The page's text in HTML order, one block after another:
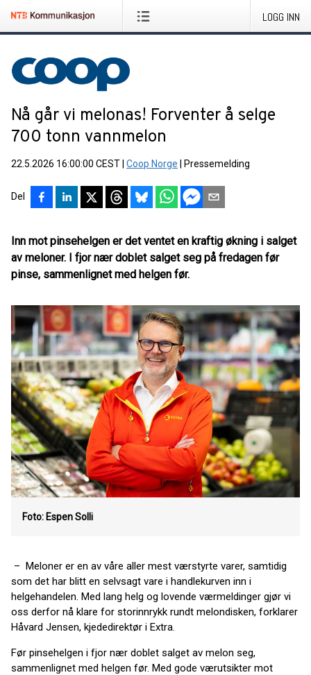
LOGG INN
Nå går vi melonas! Forventer å selge
700 tonn vannmelon
22.5.2026 16:00:00 CEST Coop Norge Pressemelding
Del
Inn mot pinsehelgen er det ventet en kraftig økning i salget
av meloner. I fjor nær doblet salget seg på fredagen før
pinse, sammenlignet med helgen før.
Foto: Espen Solli
– Meloner er en av våre aller mest værstyrte varer, samtidig
som det har blitt en selvsagt vare i handlekurven inn i
helgehandelen. Med lang helg og lovende værmeldinger gjør vi
oss derfor nå klare for storinnrykk rundt melondisken, forklarer
Håvard Jensen, kjededirektør i Extra.
Før pinsehelgen i fjor nær doblet salget av melon seg,
sammenlignet med helgen før. Med gode værutsikter mot